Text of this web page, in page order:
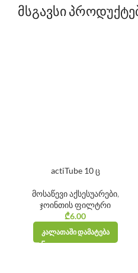
მსგავსი
actiTube 10 ც
მოსაწევი აქსესუარები,
ჯოინთის ფილტრი
₾6.00
ᲙᲐᲚᲐᲗᲐᲨᲘ ᲓᲐᲛᲐᲢᲔᲑᲐ